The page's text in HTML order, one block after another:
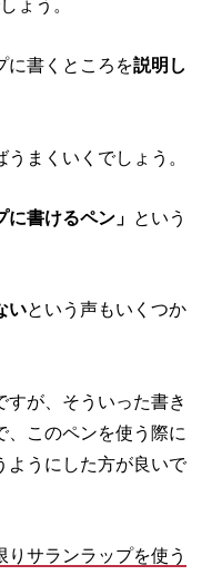
ょう。
に書くところを説明し
まくいくでしょう。
に書けるペン」 という
いという声もいくつか
すが、そういった書き
、このペンを使う際に
ようにした方が良いで
サランラップを使う